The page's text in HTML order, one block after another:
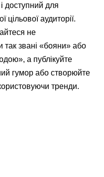
доступний для
цільової аудиторії.
не
так звані «бояни» або
а публікуйте
гумор або створюйте
тренди.